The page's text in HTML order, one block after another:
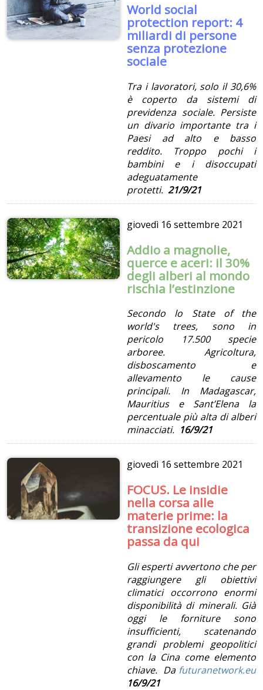
World social
protection report: 4
miliardi di persone
senza protezione
sociale
Tra i lavoratori, solo il 30,6%
è coperto da sistemi di
previdenza sociale. Persiste
un divario importante tra i
Paesi ad alto e basso
reddito. Troppo pochi i
bambini e i disoccupati
adeguatamente
protetti. 21/9/21
giovedì 16 settembre 2021
Addio a magnolie,
querce e aceri: il 30%
degli alberi al mondo
rischia l’estinzione
Secondo lo State of the
world's trees, sono in
pericolo 17.500 specie
arboree. Agricoltura,
disboscamento e
allevamento le cause
principali. In Madagascar,
Mauritius e Sant’Elena la
percentuale più alta di alberi
minacciati. 16/9/21
giovedì 16 settembre 2021
FOCUS. Le insidie
nella corsa alle
materie prime: la
transizione ecologica
passa da qui
Gli esperti avvertono che per
raggiungere gli obiettivi
climatici occorrono enormi
disponibilità di minerali. Già
oggi le forniture sono
insufficienti, scatenando
grandi problemi geopolitici
con la Cina come elemento
chiave. Da futuranetwork.eu
16/9/21